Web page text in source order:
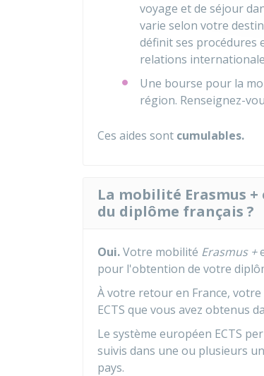
voyage et de séjour
varie selon votre
définit ses procédures
relations
Une bourse pour la
région. Renseignez-
Ces aides sont cumulables.
La mobilité Erasmus
du diplôme français ?
Oui.Votre mobilité Erasmus +
pour l'obtention de votre
À votre retour en France,
ECTS que vous avez obtenus
Le système européen ECTS
suivis dans une ou plusieurs
pays.